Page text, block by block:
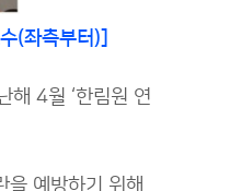
(좌측부터)]
해 4월 ‘한림원 연
예방하기 위해